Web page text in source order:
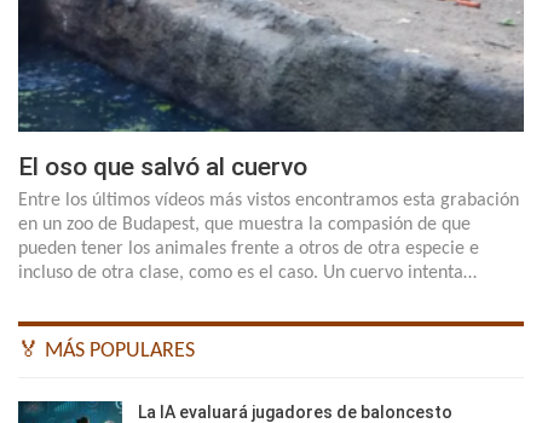
El oso que salvó al cuervo
Entre los últimos vídeos más vistos encontramos esta grabación
en un zoo de Budapest, que muestra la compasión de que
pueden tener los animales frente a otros de otra especie e
incluso de otra clase, como es el caso. Un cuervo intenta…
🏅 MÁS POPULARES
La IA evaluará jugadores de baloncesto